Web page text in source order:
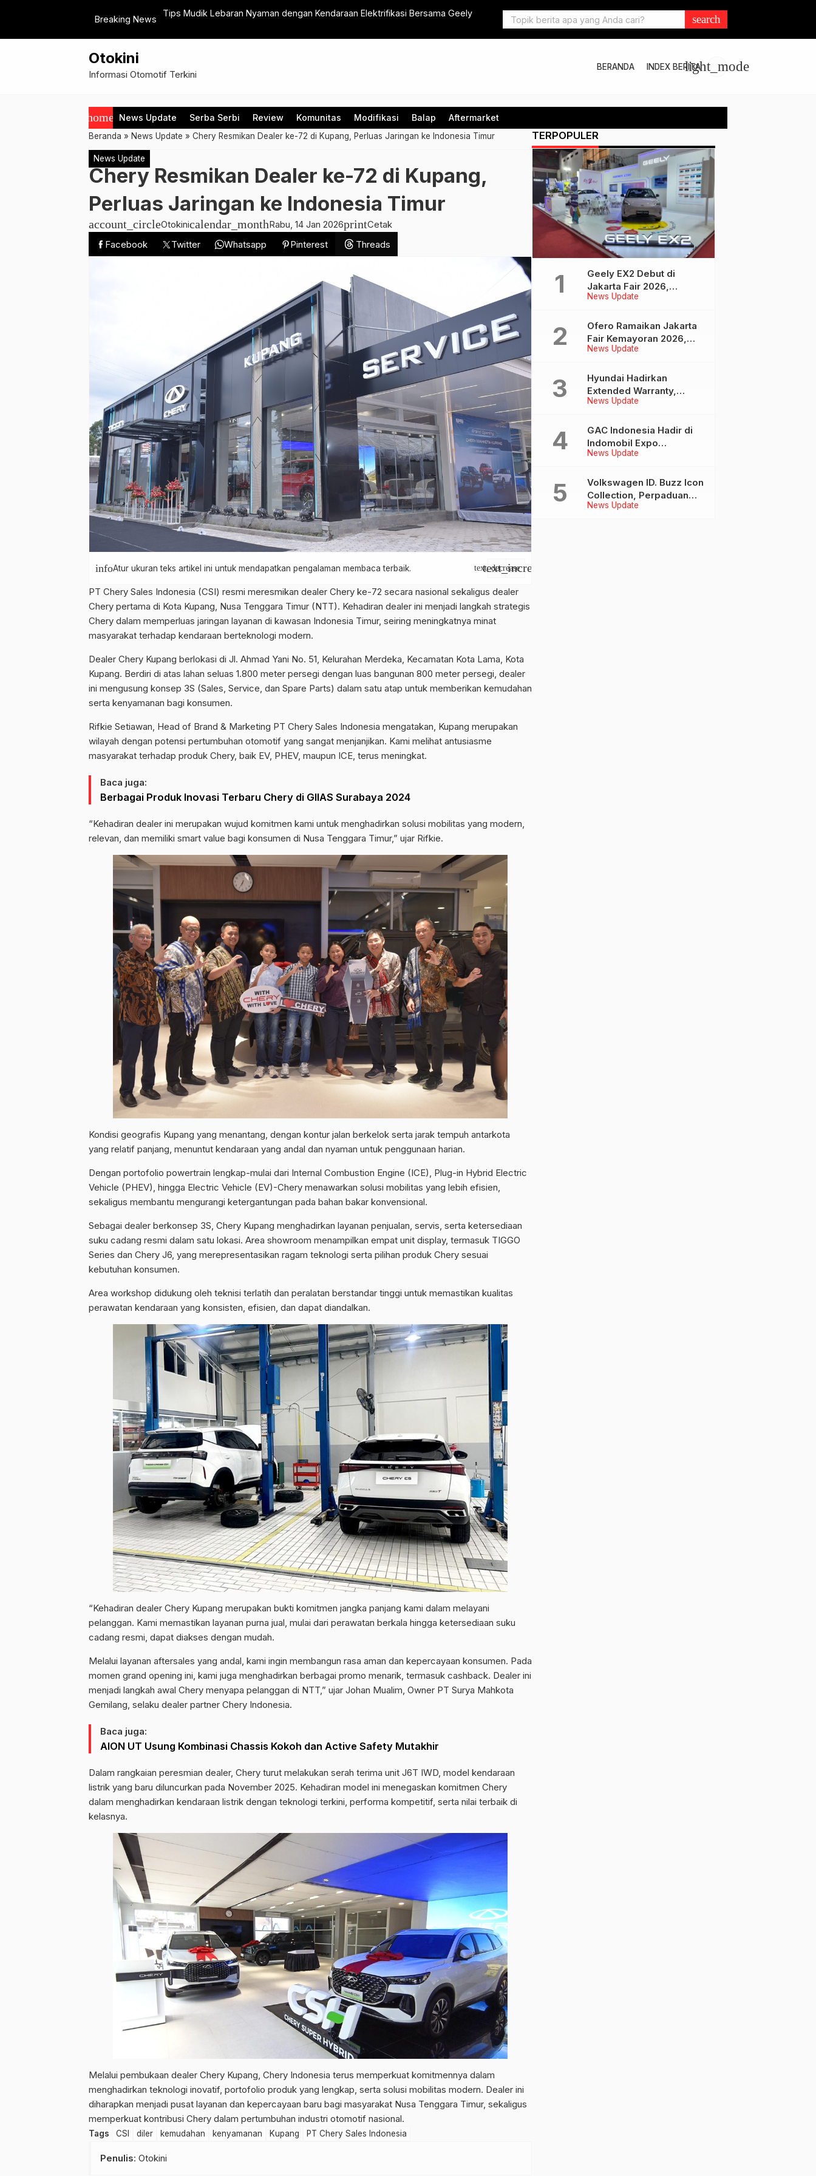
Breaking News
Tips Mudik Lebaran Nyaman dengan Kendaraan Elektrifikasi Bersama Geely Awali Tahun 2025, MMKSI Buka Diler di Bengkulusearch
Otokini
Informasi Otomotif Terkini
BERANDA INDEX BERITAlight_mode
home News Update Serba Serbi Review Komunitas Modifikasi Balap Aftermarket
Beranda » News Update » Chery Resmikan Dealer ke-72 di Kupang, Perluas Jaringan ke Indonesia Timur
News Update
Chery Resmikan Dealer ke-72 di Kupang,
Perluas Jaringan ke Indonesia Timur
account_circleOtokinicalendar_monthRabu, 14 Jan 2026printCetak
Facebook
Twitter Whatsapp Pinterest Threads
infoAtur ukuran teks artikel ini untuk mendapatkan pengalaman membaca terbaik. text_decrease
text_increase
PT Chery Sales Indonesia (CSI) resmi meresmikan dealer Chery ke-72 secara nasional sekaligus dealer
Chery pertama di Kota Kupang, Nusa Tenggara Timur (NTT). Kehadiran dealer ini menjadi langkah strategis
Chery dalam memperluas jaringan layanan di kawasan Indonesia Timur, seiring meningkatnya minat
masyarakat terhadap kendaraan berteknologi modern.
Dealer Chery Kupang berlokasi di Jl. Ahmad Yani No. 51, Kelurahan Merdeka, Kecamatan Kota Lama, Kota
Kupang. Berdiri di atas lahan seluas 1.800 meter persegi dengan luas bangunan 800 meter persegi, dealer
ini mengusung konsep 3S (Sales, Service, dan Spare Parts) dalam satu atap untuk memberikan kemudahan
serta kenyamanan bagi konsumen.
Rifkie Setiawan, Head of Brand & Marketing PT Chery Sales Indonesia mengatakan, Kupang merupakan
wilayah dengan potensi pertumbuhan otomotif yang sangat menjanjikan. Kami melihat antusiasme
masyarakat terhadap produk Chery, baik EV, PHEV, maupun ICE, terus meningkat.
Baca juga:
Berbagai Produk Inovasi Terbaru Chery di GIIAS Surabaya 2024
“Kehadiran dealer ini merupakan wujud komitmen kami untuk menghadirkan solusi mobilitas yang modern,
relevan, dan memiliki smart value bagi konsumen di Nusa Tenggara Timur,” ujar Rifkie.
Kondisi geografis Kupang yang menantang, dengan kontur jalan berkelok serta jarak tempuh antarkota
yang relatif panjang, menuntut kendaraan yang andal dan nyaman untuk penggunaan harian.
Dengan portofolio powertrain lengkap-mulai dari Internal Combustion Engine (ICE), Plug-in Hybrid Electric
Vehicle (PHEV), hingga Electric Vehicle (EV)-Chery menawarkan solusi mobilitas yang lebih efisien,
sekaligus membantu mengurangi ketergantungan pada bahan bakar konvensional.
Sebagai dealer berkonsep 3S, Chery Kupang menghadirkan layanan penjualan, servis, serta ketersediaan
suku cadang resmi dalam satu lokasi. Area showroom menampilkan empat unit display, termasuk TIGGO
Series dan Chery J6, yang merepresentasikan ragam teknologi serta pilihan produk Chery sesuai
kebutuhan konsumen.
Area workshop didukung oleh teknisi terlatih dan peralatan berstandar tinggi untuk memastikan kualitas
perawatan kendaraan yang konsisten, efisien, dan dapat diandalkan.
“Kehadiran dealer Chery Kupang merupakan bukti komitmen jangka panjang kami dalam melayani
pelanggan. Kami memastikan layanan purna jual, mulai dari perawatan berkala hingga ketersediaan suku
cadang resmi, dapat diakses dengan mudah.
Melalui layanan aftersales yang andal, kami ingin membangun rasa aman dan kepercayaan konsumen. Pada
momen grand opening ini, kami juga menghadirkan berbagai promo menarik, termasuk cashback. Dealer ini
menjadi langkah awal Chery menyapa pelanggan di NTT,” ujar Johan Mualim, Owner PT Surya Mahkota
Gemilang, selaku dealer partner Chery Indonesia.
Baca juga:
AION UT Usung Kombinasi Chassis Kokoh dan Active Safety Mutakhir
Dalam rangkaian peresmian dealer, Chery turut melakukan serah terima unit J6T IWD, model kendaraan
listrik yang baru diluncurkan pada November 2025. Kehadiran model ini menegaskan komitmen Chery
dalam menghadirkan kendaraan listrik dengan teknologi terkini, performa kompetitif, serta nilai terbaik di
kelasnya.
Melalui pembukaan dealer Chery Kupang, Chery Indonesia terus memperkuat komitmennya dalam
menghadirkan teknologi inovatif, portofolio produk yang lengkap, serta solusi mobilitas modern. Dealer ini
diharapkan menjadi pusat layanan dan kepercayaan baru bagi masyarakat Nusa Tenggara Timur, sekaligus
memperkuat kontribusi Chery dalam pertumbuhan industri otomotif nasional.
Tags CSI diler kemudahan kenyamanan Kupang PT Chery Sales Indonesia
Penulis: Otokini
TERPOPULER
News Update
Geely EX2 Debut di
Jakarta Fair 2026,
Tawarkan Mobil Listrik
Jutaan
News Update
Ofero Ramaikan Jakarta
Fair Kemayoran 2026,
Tampilkan Produk
Model Baru
News Update
Hyundai Hadirkan
Extended Warranty,
Berikan Perlindungan
Produk ini
News Update
GAC Indonesia Hadir di
Indomobil Expo
Palembang 2026,
AION UT dan AION V
News Update
Volkswagen ID. Buzz Icon
Collection, Perpaduan
Gaya, Kenyamanan, dan